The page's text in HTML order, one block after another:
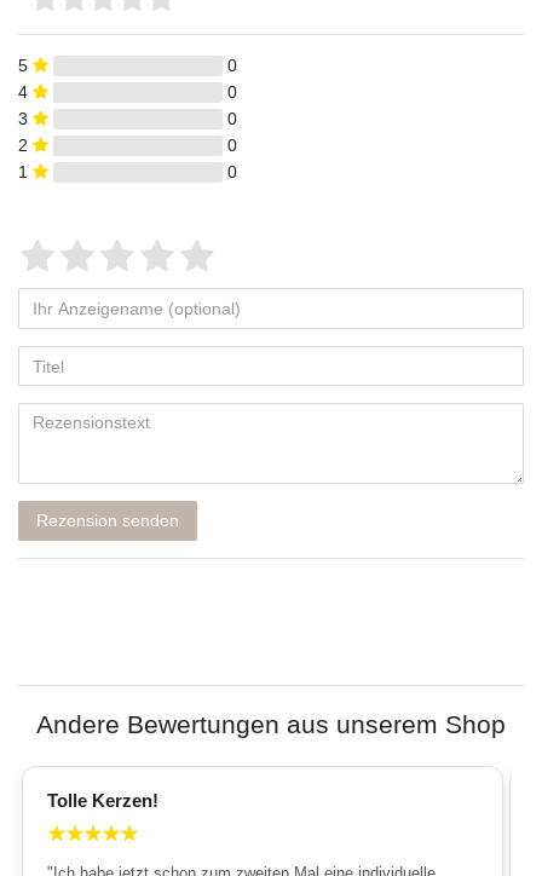
5
0
4
0
3
0
2
0
1
0
Rezension senden
Andere Bewertungen aus unserem Shop
Tolle Kerzen!
★★★★★